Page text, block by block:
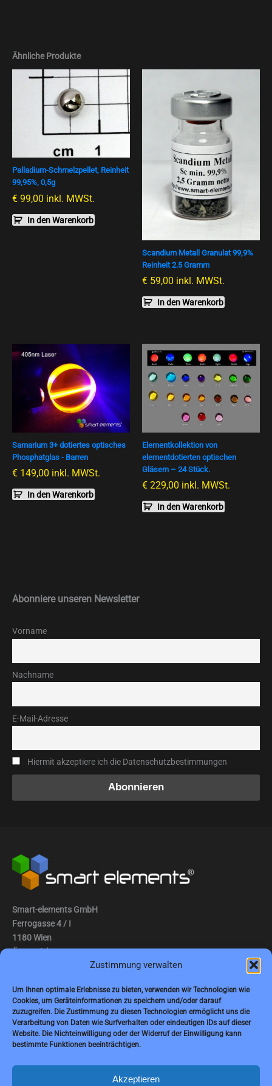
Zustimmung verwalten
Um Ihnen optimale Erlebnisse zu bieten, verwenden wir Technologien wie
Cookies, um Geräteinformationen zu speichern und/oder darauf
zuzugreifen. Die Zustimmung zu diesen Technologien ermöglicht uns die
Verarbeitung von Daten wie Surfverhalten oder eindeutigen IDs auf dieser
Website. Die Nichteinwilligung oder der Widerruf der Einwilligung kann
bestimmte Funktionen beeinträchtigen.
Akzeptieren
Ähnliche Produkte
Palladium-Schmelzpellet, Reinheit
99,95%, 0,5g
€ 99,00 inkl. MWSt.
In den Warenkorb
Scandium Metall Granulat 99,9%
Reinheit 2.5 Gramm
€ 59,00 inkl. MWSt.
In den Warenkorb
Samarium 3+ dotiertes optisches
Phosphatglas - Barren
€ 149,00 inkl. MWSt.
In den Warenkorb
Elementkollektion von
elementdotierten optischen
Gläsern – 24 Stück.
€ 229,00 inkl. MWSt.
In den Warenkorb
Abonniere unseren Newsletter
Vorname
Nachname
E-Mail-Adresse
Hiermit akzeptiere ich die Datenschutzbestimmungen
Smart-elements GmbH
Ferrogasse 4 / I
1180 Wien
Österreich
Fax: (0043) 1 2936882 -15
E-Mail:jbauer@smart-elements.com
Geschäftsführer: Mag. Jürgen Bauer